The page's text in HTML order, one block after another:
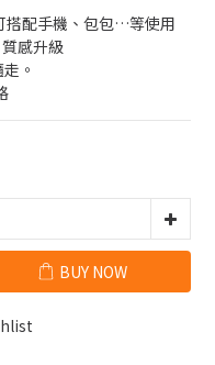
搭配手機、包包…等使用
感升級
。
BUY NOW